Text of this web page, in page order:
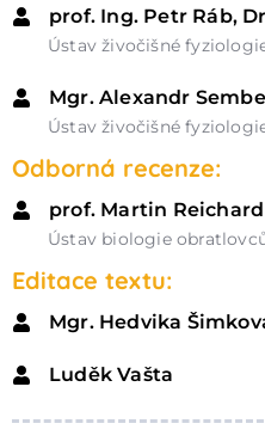
prof. Ing. Petr Ráb,
Ústav živočišné
Mgr. Alexandr
Ústav živočišné
Odborná recenze:
prof. Martin Reichard
Ústav biologie
Editace textu:
Mgr. Hedvika
Luděk Vašta